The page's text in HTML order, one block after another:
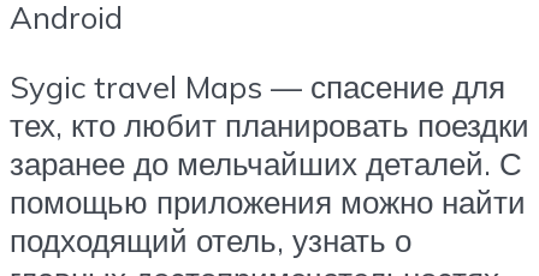
Android
Syg­ic trav­el Maps — спасение для
тех, кто любит планировать поездки
заранее до мельчайших деталей. С
помощью приложения можно найти
подходящий отель, узнать о